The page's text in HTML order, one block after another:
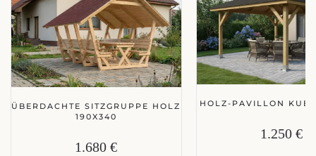
ÜBERDACHTE SITZGRUPPE HOLZ
190X340
1.680 €
HOLZ-PAVILLON
1.250 €